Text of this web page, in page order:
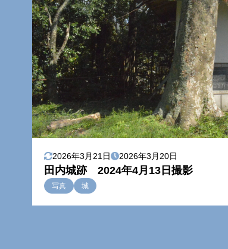
2026年3月21日 2026年3月20日
田内城跡 2024年4月13日撮影
写真 城